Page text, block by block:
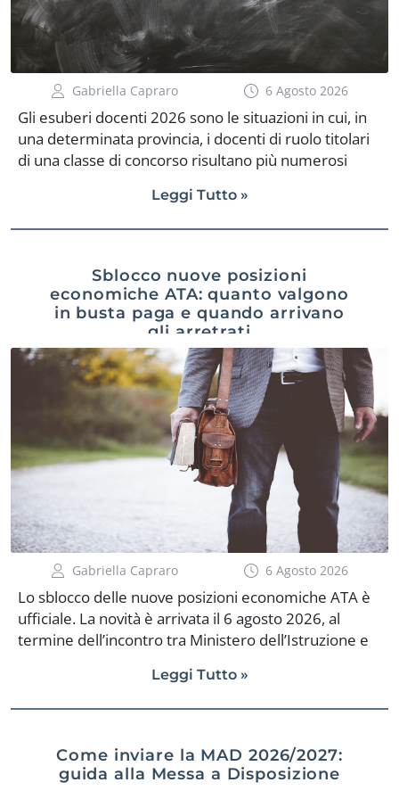
Gabriella Capraro 6 Agosto 2026
Gli esuberi docenti 2026 sono le situazioni in cui, in
una determinata provincia, i docenti di ruolo titolari
di una classe di concorso risultano più numerosi
dotazione stabile di cattedre per quella disciplina.
Questo può accadere quando le cattedre
denatalità o della riorganizzazione degli indirizzi di
studio, più rapidamente rispetto alla riduzione del
personale in servizio. Il tema è particolarmente
attuale perché la mobilità 2026/27 si è conclusa e gli
Uffici Scolastici Provinciali stanno pubblicando gli
elenchi dei posti in eccedenza. Da questi elenchi
dipende anche […]
Leggi Tutto »
Sblocco nuove posizioni
economiche ATA: quanto valgono
in busta paga e quando arrivano
gli arretrati
Gabriella Capraro 6 Agosto 2026
Lo sblocco delle nuove posizioni economiche ATA è
ufficiale. La novità è arrivata il 6 agosto 2026, al
termine dell’incontro tra Ministero dell’Istruzione e
confermato l’avvio dell’attribuzione di 46.297 nuove
posizioni economiche ATA e ha stanziato
aumenti e arretrati. Soprattutto, è stata confermata
la decorrenza dal 1° settembre 2024, un elemento
fondamentale perché permette ai beneficiari di
Leggi Tutto »
Come inviare la MAD 2026/2027:
guida alla Messa a Disposizione